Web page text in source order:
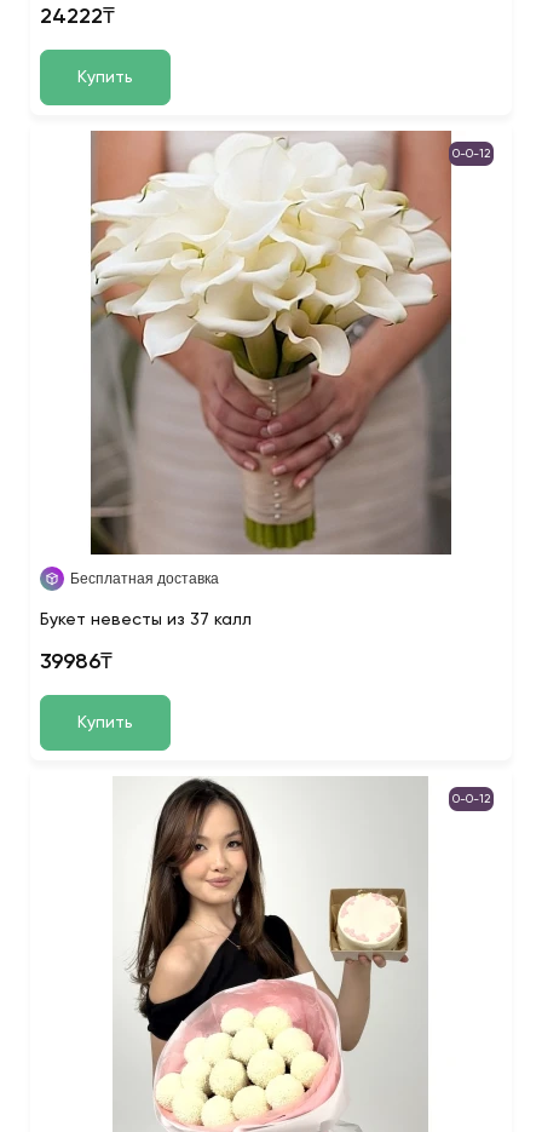
24222₸
Купить
0-0-12
Бесплатная доставка
Букет невесты из 37 калл
39986₸
Купить
0-0-12